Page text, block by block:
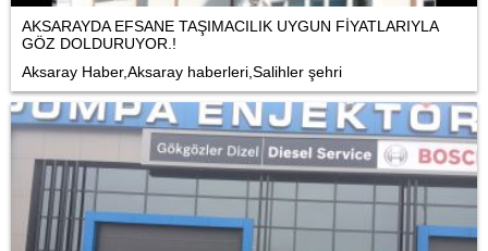
AKSARAYDA EFSANE TAŞIMACILIK UYGUN FİYATLARIYLA
GÖZ DOLDURUYOR.!
Aksaray Haber,Aksaray haberleri,Salihler şehri